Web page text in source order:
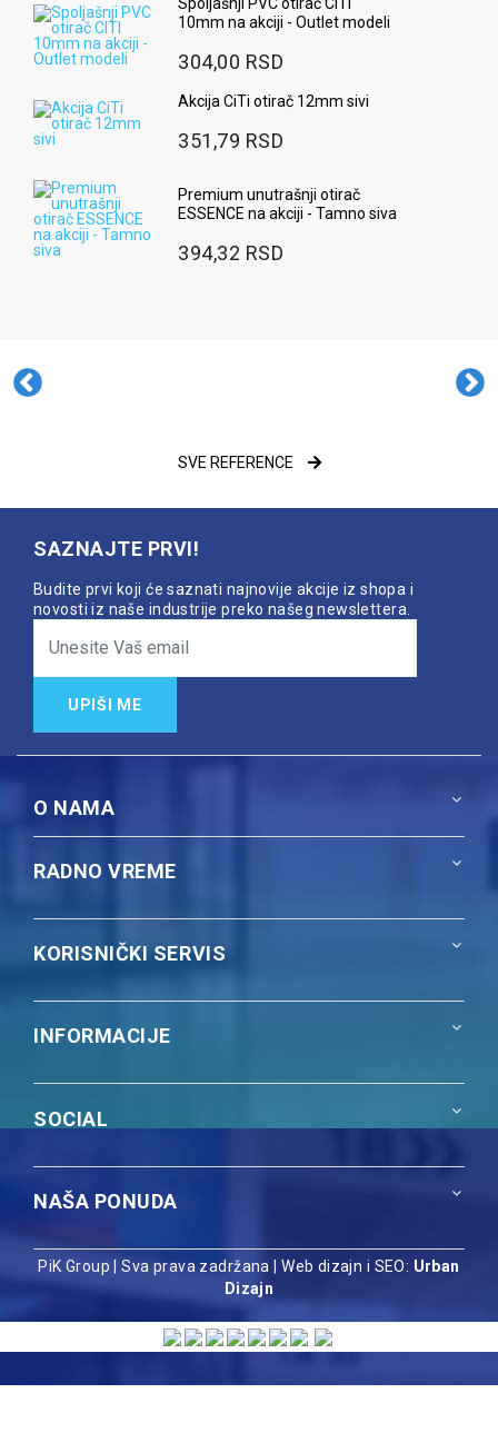
Spoljašnji PVC otirač CITI
10mm na akciji - Outlet modeli
304,00 RSD
Akcija CiTi otirač 12mm sivi
351,79 RSD
Premium unutrašnji otirač
ESSENCE na akciji - Tamno siva
394,32 RSD
SVE REFERENCE
SAZNAJTE PRVI!
Budite prvi koji će saznati najnovije akcije iz shopa i
novosti iz naše industrije preko našeg newslettera.
UPIŠI ME
O NAMA
RADNO VREME
KORISNIČKI SERVIS
INFORMACIJE
SOCIAL
NAŠA PONUDA
PiK Group | Sva prava zadržana |Web dizajn i SEO: Urban
Dizajn